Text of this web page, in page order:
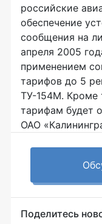
российские
обеспечение
сообщения на
апреля 2005
применением
тарифов до 5
ТУ-154М. Кроме
тарифам будет
ОАО
Поделитесь